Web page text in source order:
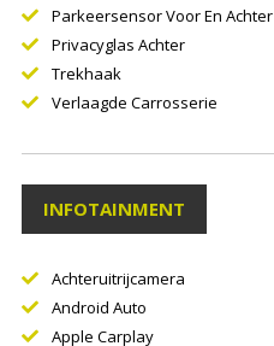
Parkeersensor Voor En Achter
Privacyglas Achter
Trekhaak
Verlaagde Carrosserie
INFOTAINMENT
Achteruitrijcamera
Android Auto
Apple Carplay